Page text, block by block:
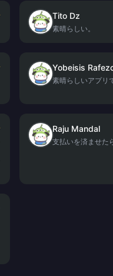
Tito Dz
素晴らしい。
Yobeisis
素晴らしいアプリ
Raju Mandal
支払いを済ませた